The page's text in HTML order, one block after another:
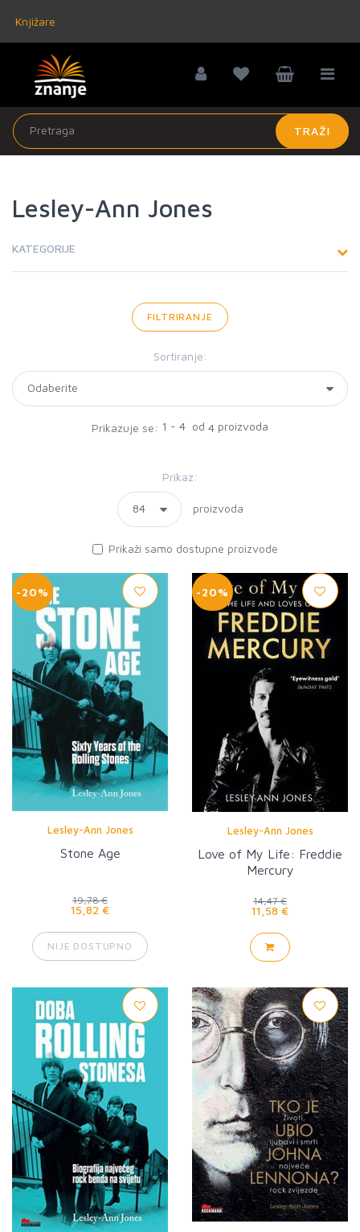
Knjižare
TRAŽI
Lesley-Ann Jones
KATEGORIJE
FILTRIRANJE
Sortiranje:
Prikazuje se: 1 - 4 od 4 proizvoda
Prikaz:
proizvoda
Prikaži samo dostupne proizvode
-20%
Lesley-Ann Jones
Stone Age
19,78 €
15,82 €
NIJE DOSTUPNO
-20%
Lesley-Ann Jones
Love of My Life: Freddie
Mercury
14,47 €
11,58 €